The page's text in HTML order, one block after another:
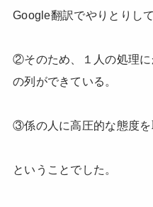
Google翻訳でやりとりして
②そのため、１人の処理
の列ができている。
③係の人に高圧的な態度を
ということでした。